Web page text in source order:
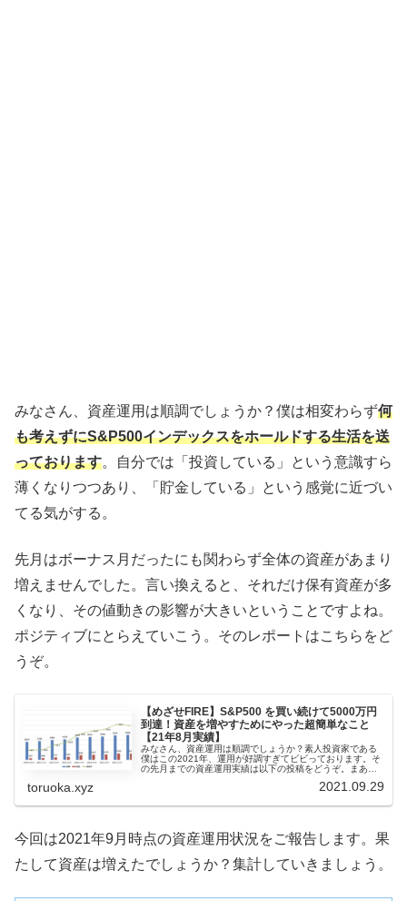
みなさん、資産運用は順調でしょうか？僕は相変わらず何
も考えずにS&P500インデックスをホールドする生活を送
っております。自分では「投資している」という意識すら
薄くなりつつあり、「貯金している」という感覚に近づい
てる気がする。
先月はボーナス月だったにも関わらず全体の資産があまり
増えませんでした。言い換えると、それだけ保有資産が多
くなり、その値動きの影響が大きいということですよね。
ポジティブにとらえていこう。そのレポートはこちらをど
うぞ。
【めざせFIRE】S&P500 を買い続けて5000万円
到達！資産を増やすためにやった超簡単なこと
【21年8月実績】
みなさん、資産運用は順調でしょうか？素人投資家である
僕はこの2021年、運用が好調すぎてビビっております。そ
の先月までの資産運用実績は以下の投稿をどうぞ。まあタ
toruoka.xyz 2021.09.29
今回は2021年9月時点の資産運用状況をご報告します。果
たして資産は増えたでしょうか？集計していきましょう。